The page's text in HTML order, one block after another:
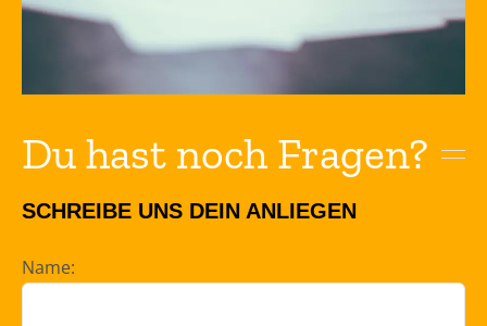
Du hast noch Fragen?
SCHREIBE UNS DEIN ANLIEGEN
Name: